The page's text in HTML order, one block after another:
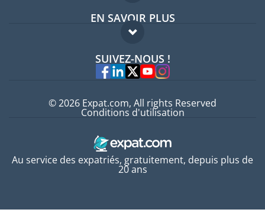
Guides pays
EN SAVOIR PLUS
FAQ
Experts
SUIVEZ-NOUS !
Au service des expatriés, gratuitement, depuis plus de
20 ans
© 2026 Expat.com, All rights Reserved
Conditions d'utilisation